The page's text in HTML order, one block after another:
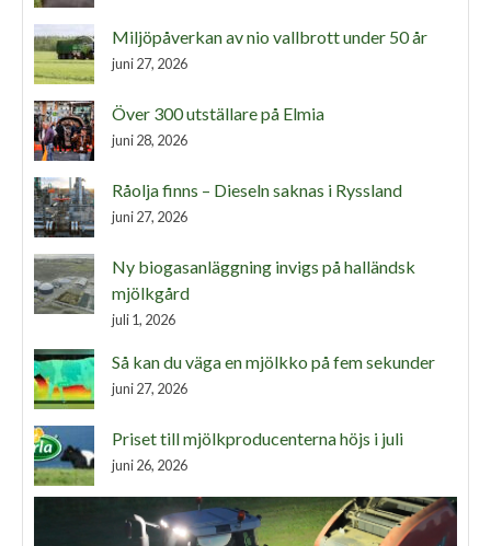
Miljöpåverkan av nio vallbrott under 50 år
juni 27, 2026
Över 300 utställare på Elmia
juni 28, 2026
Råolja finns – Dieseln saknas i Ryssland
juni 27, 2026
Ny biogasanläggning invigs på halländsk
mjölkgård
juli 1, 2026
Så kan du väga en mjölkko på fem sekunder
juni 27, 2026
Priset till mjölkproducenterna höjs i juli
juni 26, 2026